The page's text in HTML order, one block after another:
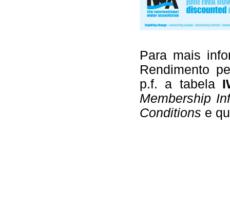
Para mais
Rendimento
p.f. a tabela
Membership
Conditions e